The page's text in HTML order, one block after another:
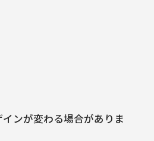
ンが変わる場合がありま